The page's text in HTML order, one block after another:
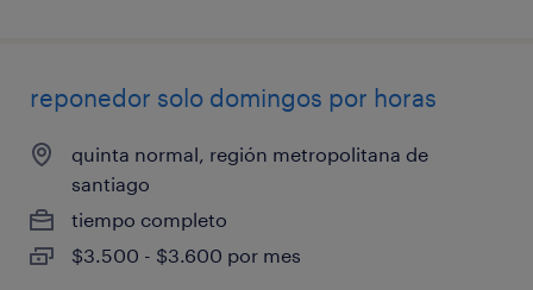
reponedor solo domingos por horas
quinta normal, región metropolitana de
santiago
tiempo completo
$3.500 - $3.600 por mes